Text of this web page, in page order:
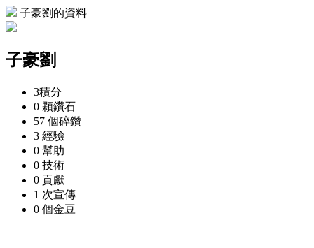
子豪劉的資料
子豪劉
3積分
0 顆鑽石
57 個碎鑽
3 經驗
0 幫助
0 技術
0 貢獻
1 次宣傳
0 個金豆